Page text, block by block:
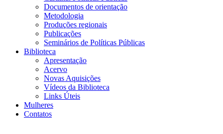
Documentos de orientação
Metodologia
Produções regionais
Publicações
Seminários de Políticas Públicas
Biblioteca
Apresentação
Acervo
Novas Aquisições
Vídeos da Biblioteca
Links Úteis
Mulheres
Contatos